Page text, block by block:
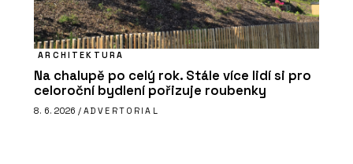
ARCHITEKTURA
Na chalupě po celý rok. Stále více lidí si pro
celoroční bydlení pořizuje roubenky
8. 6. 2026 / ADVERTORIAL